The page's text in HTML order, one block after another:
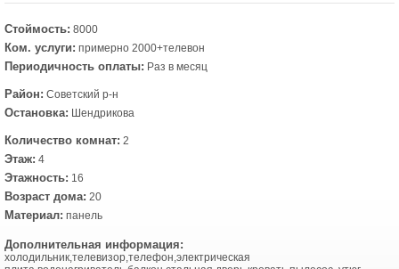
Стоймость: 8000
Ком. услуги: примерно 2000+телевон
Периодичность оплаты: Раз в месяц
Район: Советский р-н
Остановка: Шендрикова
Количество комнат: 2
Этаж: 4
Этажность: 16
Возраст дома: 20
Материал: панель
Дополнительная информация:
холодильник,телевизор,телефон,электрическая